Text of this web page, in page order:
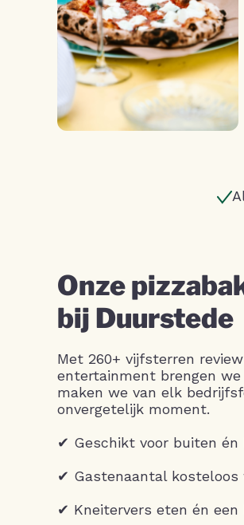
Onze
bij Duurstede
Met 260+ vijfsterren
entertainment brengen
maken we van elk
onvergetelijk moment.
✔ Geschikt voor buiten én
✔ Gastenaantal kosteloos
✔ Kneitervers eten én een